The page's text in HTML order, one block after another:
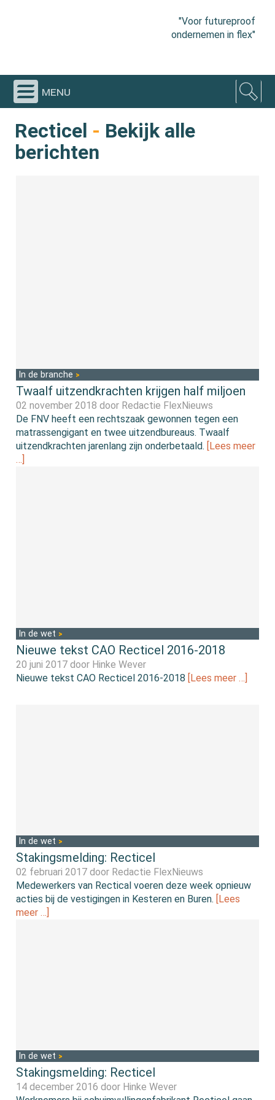
"Voor futureproof
ondernemen in flex"
menu
Recticel - Bekijk alle
berichten
In de branche
Twaalf uitzendkrachten krijgen half miljoen
02 november 2018 door Redactie FlexNieuws
De FNV heeft een rechtszaak gewonnen tegen een
matrassengigant en twee uitzendbureaus. Twaalf
uitzendkrachten jarenlang zijn onderbetaald. [Lees meer
…]
In de wet
Nieuwe tekst CAO Recticel 2016-2018
20 juni 2017 door Hinke Wever
Nieuwe tekst CAO Recticel 2016-2018
[Lees meer …]
In de wet
Stakingsmelding: Recticel
02 februari 2017 door Redactie FlexNieuws
Medewerkers van Rectical voeren deze week opnieuw
acties bij de vestigingen in Kesteren en Buren. [Lees
meer …]
In de wet
Stakingsmelding: Recticel
14 december 2016 door Hinke Wever